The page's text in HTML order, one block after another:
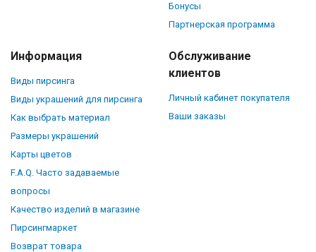
Бонусы
Партнерская программа
Информация
Виды пирсинга
Виды украшений для пирсинга
Как выбрать материал
Размеры украшений
Карты цветов
F.A.Q. Часто задаваемые
вопросы
Качество изделий в магазине
Пирсингмаркет
Возврат товара
Обслуживание
клиентов
Личный кабинет покупателя
Ваши заказы